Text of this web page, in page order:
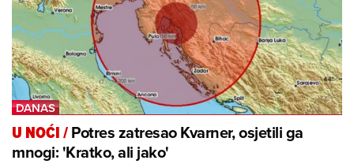
U NOĆI/Potres zatresao Kvarner, osjetili ga
mnogi: 'Kratko, ali jako'